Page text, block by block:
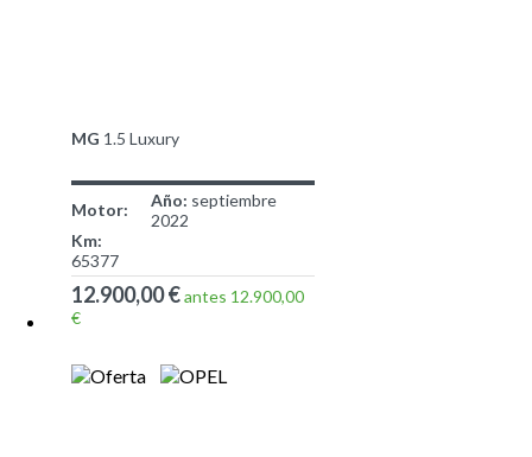
MG 1.5 Luxury
Motor: Año: septiembre
2022
Km:
65377
12.900,00 €antes 12.900,00
€